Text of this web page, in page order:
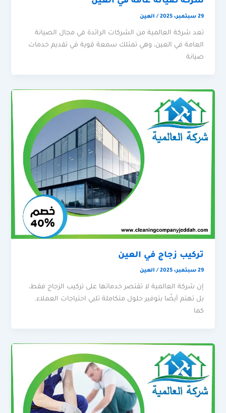
29 سبتمبر، 2025 / العين
تعد شركة العالمية من الشركات الرائدة في مجال الصيانة
العامة في العين، وهي تمتلك سمعة قوية في تقديم خدمات
صيانة
تركيب زجاج في العين
29 سبتمبر، 2025 / العين
إن شركة العالمية لا تقتصر خدماتها على تركيب الزجاج فقط،
بل تهتم أيضًا بتوفير حلول متكاملة تلبي احتياجات العملاء.
كما